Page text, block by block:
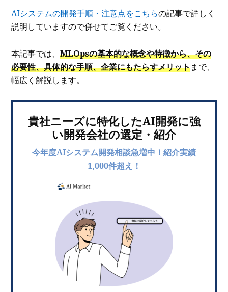
AIシステムの開発手順・注意点をこちらの記事で詳しく
説明していますので併せてご覧ください。
本記事では、MLOpsの基本的な概念や特徴から、その
必要性、具体的な手順、企業にもたらすメリットまで、
幅広く解説します。
貴社ニーズに特化したAI開発に強
い開発会社の選定・紹介
今年度AIシステム開発相談急増中！紹介実績
1,000件超え！